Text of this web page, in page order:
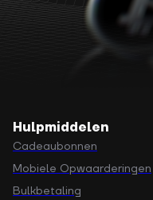
Hulpmiddelen
Cadeaubonnen
Mobiele Opwaarderingen
Bulkbetaling